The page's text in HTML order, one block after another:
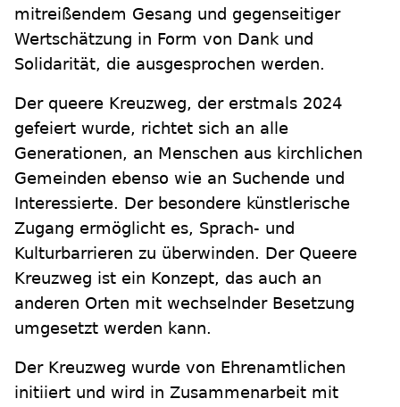
mitreißendem Gesang und gegenseitiger
Wertschätzung in Form von Dank und
Solidarität, die ausgesprochen werden.
Der queere Kreuzweg, der erstmals 2024
gefeiert wurde, richtet sich an alle
Generationen, an Menschen aus kirchlichen
Gemeinden ebenso wie an Suchende und
Interessierte. Der besondere künstlerische
Zugang ermöglicht es, Sprach‑ und
Kulturbarrieren zu überwinden. Der Queere
Kreuzweg ist ein Konzept, das auch an
anderen Orten mit wechselnder Besetzung
umgesetzt werden kann.
Der Kreuzweg wurde von Ehrenamtlichen
initiiert und wird in Zusammenarbeit mit